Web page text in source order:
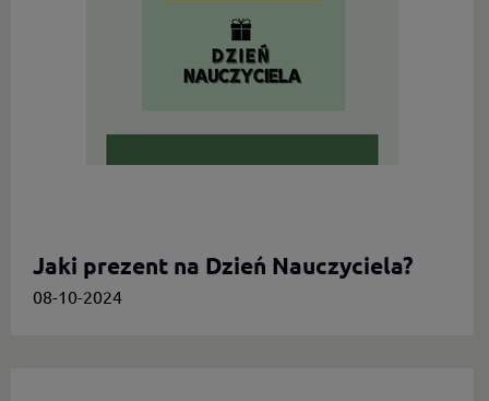
Jaki prezent na Dzień Nauczyciela?
08-10-2024